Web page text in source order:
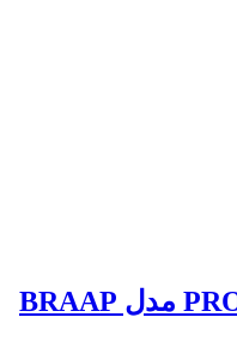
شلوارک مردانه PROPHEUS مدل BRAAP